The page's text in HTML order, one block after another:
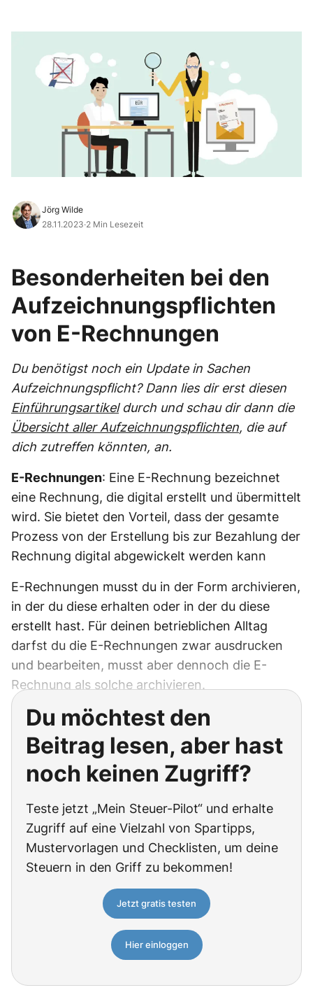
Jörg Wilde
28.11.2023·2 Min Lesezeit
Besonderheiten bei den
Aufzeichnungspflichten
von E-Rechnungen
Du benötigst noch ein Update in Sachen
Aufzeichnungspflicht? Dann lies dir erst diesen
Einführungsartikeldurch und schau dir dann die
Übersicht aller Aufzeichnungspflichten, die auf
dich zutreffen könnten, an.
E-Rechnungen: Eine E-Rechnung bezeichnet
eine Rechnung, die digital erstellt und übermittelt
wird. Sie bietet den Vorteil, dass der gesamte
Prozess von der Erstellung bis zur Bezahlung der
Rechnung digital abgewickelt werden kann
E-Rechnungen musst du in der Form archivieren,
in der du diese erhalten oder in der du diese
erstellt hast. Für deinen betrieblichen Alltag
darfst du die E-Rechnungen zwar ausdrucken
und bearbeiten, musst aber dennoch die E-
Rechnung als solche archivieren.
Du möchtest den
Beitrag lesen, aber hast
noch keinen Zugriff?
Teste jetzt „Mein Steuer-Pilot“ und erhalte
Zugriff auf eine Vielzahl von Spartipps,
Mustervorlagen und Checklisten, um deine
Steuern in den Griff zu bekommen!
Jetzt gratis testen
Hier einloggen